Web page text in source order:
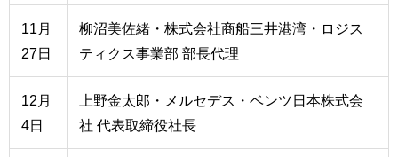
11月
27日
柳沼美佐緒・株式会社商船三井港湾・ロジス
ティクス事業部 部長代理
12月
4日
上野金太郎・メルセデス・ベンツ日本株式会
社 代表取締役社長